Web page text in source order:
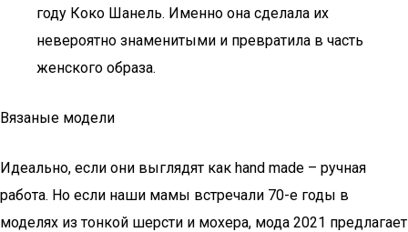
году Коко Шанель. Именно она сделала их
невероятно знаменитыми и превратила в часть
женского образа.
Вязаные модели
Идеально, если они выглядят как hand made – ручная
работа. Но если наши мамы встречали 70-е годы в
моделях из тонкой шерсти и мохера, мода 2021 предлагает